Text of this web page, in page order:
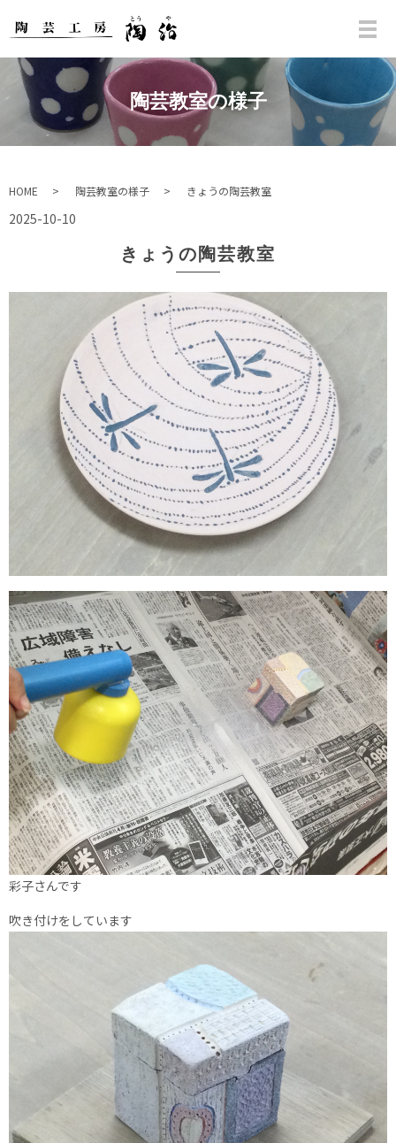
陶芸教室の様子
HOME 陶芸教室の様子 きょうの陶芸教室
2025-10-10
きょうの陶芸教室
彩子さんです
吹き付けをしています